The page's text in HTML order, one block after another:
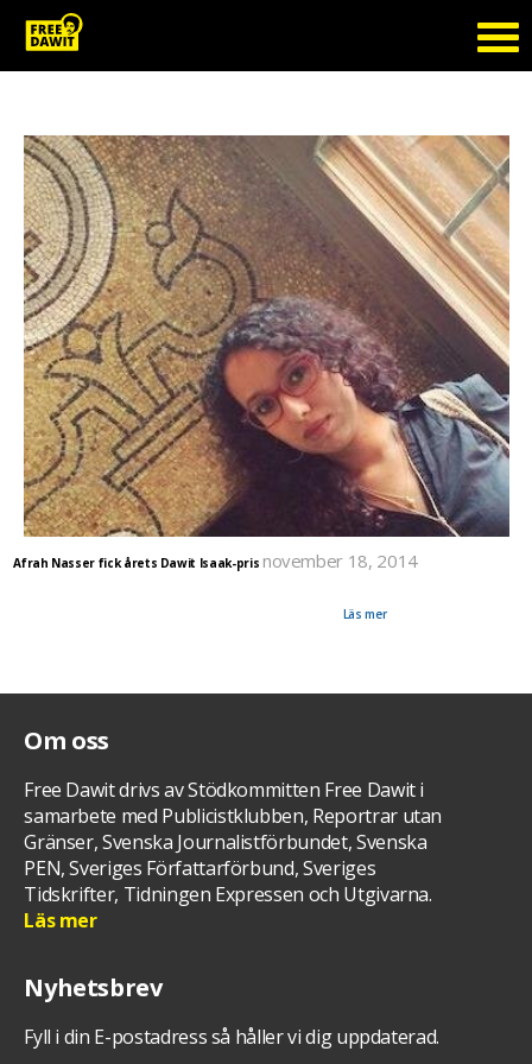
Afrah Nasser fick årets Dawit Isaak-pris november 18, 2014
Läs mer
Om oss
Free Dawit drivs av Stödkommitten Free Dawit i
samarbete med Publicistklubben, Reportrar utan
Gränser, Svenska Journalistförbundet, Svenska
PEN, Sveriges Författarförbund, Sveriges
Tidskrifter, Tidningen Expressen och Utgivarna.
Läs mer
Nyhetsbrev
Fyll i din E-postadress så håller vi dig uppdaterad.